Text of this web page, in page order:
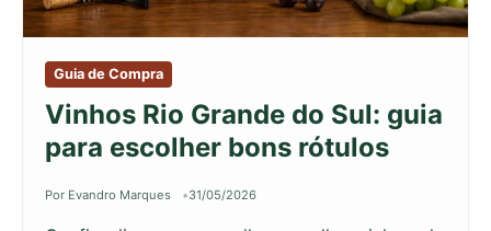
Guia de Compra
Vinhos Rio Grande do Sul: guia
para escolher bons rótulos
Por Evandro Marques 31/05/2026